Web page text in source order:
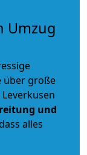
Umzug
über große
und
alles